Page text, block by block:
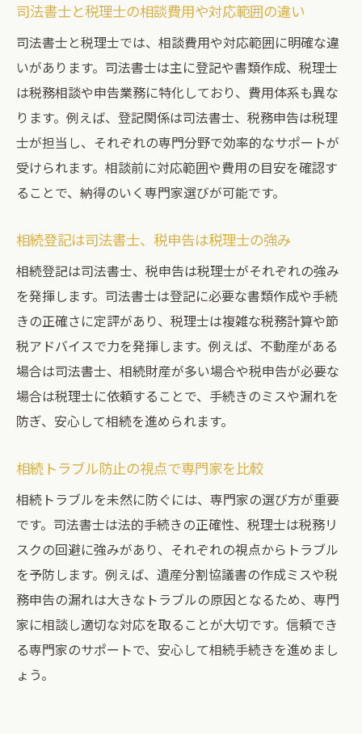
司法書士と税理士の相談費用や対応範囲の違い
司法書士と税理士では、相談費用や対応範囲に明確な違
いがあります。司法書士は主に登記や書類作成、税理士
は税務相談や申告業務に特化しており、費用体系も異な
ります。例えば、登記関係は司法書士、税務申告は税理
士が担当し、それぞれの専門分野で効率的なサポートが
受けられます。相談前に対応範囲や費用の目安を確認す
ることで、納得のいく専門家選びが可能です。
相続登記は司法書士、税申告は税理士の強み
相続登記は司法書士、税申告は税理士がそれぞれの強み
を発揮します。司法書士は登記に必要な書類作成や手続
きの正確さに定評があり、税理士は複雑な税務計算や節
税アドバイスで力を発揮します。例えば、不動産がある
場合は司法書士、相続財産が多い場合や税申告が必要な
場合は税理士に依頼することで、手続きのミスや漏れを
防ぎ、安心して相続を進められます。
相続トラブル防止の視点で専門家を比較
相続トラブルを未然に防ぐには、専門家の選び方が重要
です。司法書士は法的手続きの正確性、税理士は税務リ
スクの回避に強みがあり、それぞれの視点からトラブル
を予防します。例えば、遺産分割協議書の作成ミスや税
務申告の漏れは大きなトラブルの原因となるため、専門
家に相談し適切な対応を取ることが大切です。信頼でき
る専門家のサポートで、安心して相続手続きを進めまし
ょう。